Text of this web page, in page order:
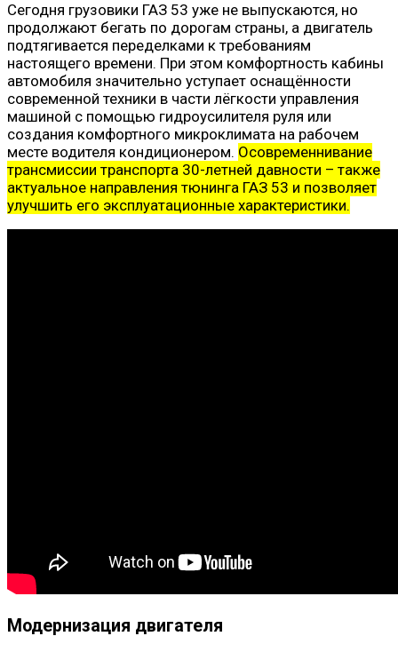
Сегодня грузовики ГАЗ 53 уже не выпускаются, но
продолжают бегать по дорогам страны, а двигатель
подтягивается переделками к требованиям
настоящего времени. При этом комфортность кабины
автомобиля значительно уступает оснащённости
современной техники в части лёгкости управления
машиной с помощью гидроусилителя руля или
создания комфортного микроклимата на рабочем
месте водителя кондиционером. Осовременнивание
трансмиссии транспорта 30-летней давности – также
актуальное направления тюнинга ГАЗ 53 и позволяет
улучшить его эксплуатационные характеристики.
Модернизация двигателя